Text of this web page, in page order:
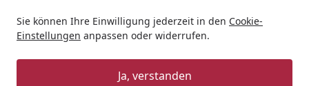
Sie können Ihre Einwilligung jederzeit in den Cookie-
Einstellungen anpassen oder widerrufen.
Ja, verstanden